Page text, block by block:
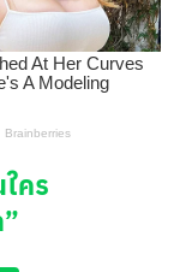
คร